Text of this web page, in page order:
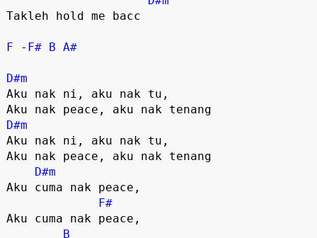
Takleh hold me bacc
F - F# B A#
D#m
Aku nak ni, aku nak tu,
D#m
Aku nak ni, aku nak tu,
Aku nak peace, aku nak tenang
D#m
Aku cuma nak peace,
F#
Aku cuma nak peace,
B